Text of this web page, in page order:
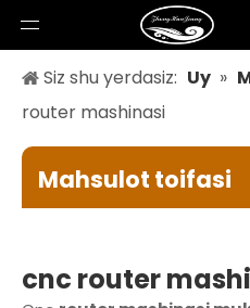
Siz shu yerdasiz: Uy »
router mashinasi
Mahsulot toifasi
cnc router